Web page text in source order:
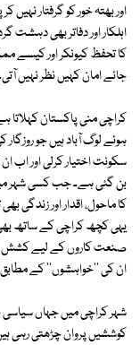
اور بھتہ خور کو گرفتار نہیں
اہلکار اور دفاتر بھی دہشت
کا تحفظ کیونکر اور کیسے
جائے امان کہیں نظر نہیں
کراچی منی پاکستان
ہوئے لوگ آباد ہیں جو
سکونت اختیار کرلی اور اب
بن گئی ہے۔ جب کسی شہر میں
کا ماحول، اقدار اور زندگی
یہی کچھ کراچی کے ساتھ بھی
صنعت کاروں کے لیے کشش
ان کی ''خواہشوں'' کے
شہر کراچی میں جہاں
کوششیں پروان چڑھتی رہی ہیں